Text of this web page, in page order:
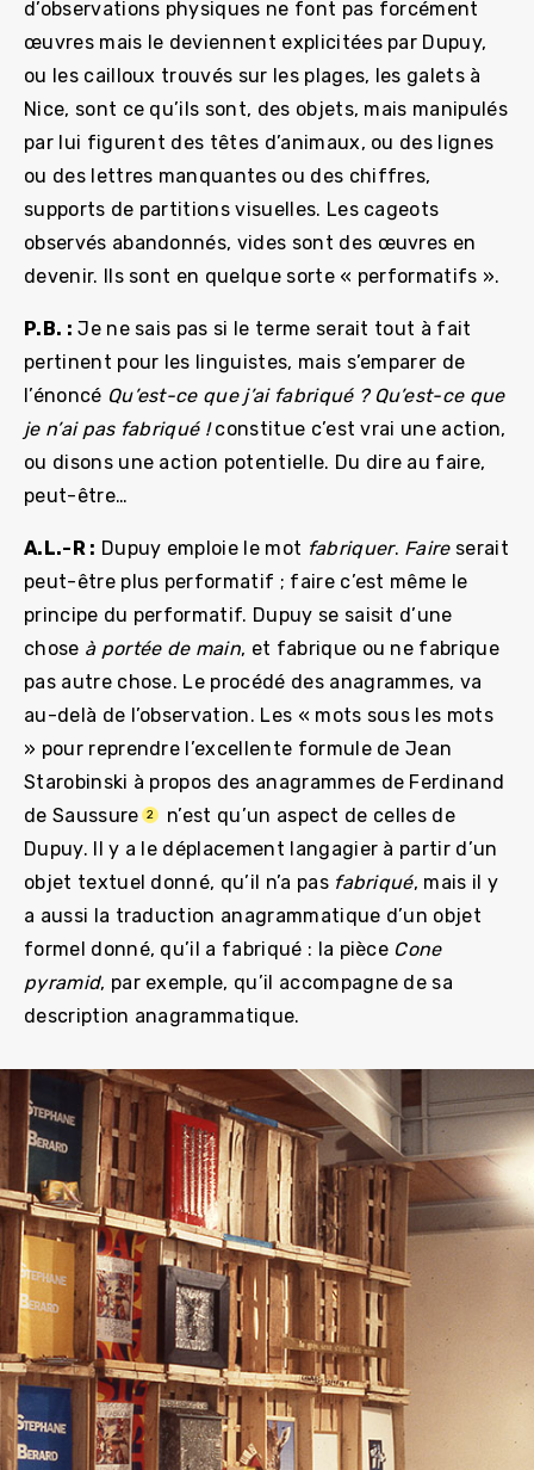
d’observations physiques ne font pas forcément
œuvres mais le deviennent explicitées par Dupuy,
ou les cailloux trouvés sur les plages, les galets à
Nice, sont ce qu’ils sont, des objets, mais manipulés
par lui figurent des têtes d’animaux, ou des lignes
ou des lettres manquantes ou des chiffres,
supports de partitions visuelles. Les cageots
observés abandonnés, vides sont des œuvres en
devenir. Ils sont en quelque sorte « performatifs ».
P.B. : Je ne sais pas si le terme serait tout à fait
pertinent pour les linguistes, mais s’emparer de
l’énoncé Qu’est-ce que j’ai fabriqué ? Qu’est-ce que
je n’ai pas fabriqué !constitue c’est vrai une action,
ou disons une action potentielle. Du dire au faire,
peut-être…
A.L.-R : Dupuy emploie le mot fabriquer. Faireserait
peut-être plus performatif ; faire c’est même le
principe du performatif. Dupuy se saisit d’une
chose à portée de main, et fabrique ou ne fabrique
pas autre chose. Le procédé des anagrammes, va
au-delà de l’observation. Les « mots sous les mots
» pour reprendre l’excellente formule de Jean
Starobinski à propos des anagrammes de Ferdinand
de Saussure 2
n’est qu’un aspect de celles de
Dupuy. Il y a le déplacement langagier à partir d’un
objet textuel donné, qu’il n’a pas fabriqué, mais il y
a aussi la traduction anagrammatique d’un objet
formel donné, qu’il a fabriqué : la pièce Cone
pyramid, par exemple, qu’il accompagne de sa
description anagrammatique.